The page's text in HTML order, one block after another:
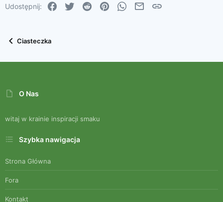
26
Trebuchet MS
Udostępnij: Facebook
Twitter Reddit PinterestWhatsApp
Email
Ciasteczka
O Nas
witaj w krainie inspiracji smaku
Szybka nawigacja
Strona Główna
Fora
Kontakt